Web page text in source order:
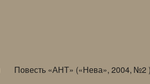
Повесть «АНТ» («Нева», 2004, №2 )